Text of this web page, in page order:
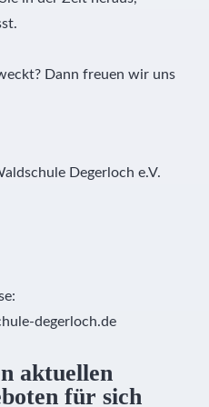
Dann freuen wir uns
Degerloch e.V.
degerloch.de
aktuellen
für sich